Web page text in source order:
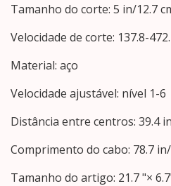
Tamanho do corte: 5 in/12.7
Velocidade de corte: 137.8-
Material: aço
Velocidade ajustável: nível 1-6
Distância entre centros: 39.4
Comprimento do cabo: 78.7
Tamanho do artigo: 21.7 "×